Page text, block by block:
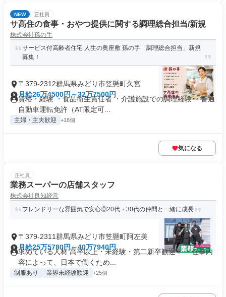
NEW 正社員
サ高住の食事・おやつ提供に関する調理総合担当/新規
株式会社孫の手
サービス付高齢者住宅 人生の奥座敷 孫の手「調理総合担当」新規
募集！
〒379-2312群馬県みどり市笠懸町久宮
月給26万4500円～32万7500円
資格・経験 ・食品衛生責任者 ・介護施設での調理経験 ・普通
自動車運転免許（AT限定可...
主婦・主夫歓迎 +18個
気になる
正社員
業務スーパーの店舗スタッフ
株式会社良知経営
フレンドリーな雰囲気で安心◎20代・30代の仲間と一緒に成長
〒379-2311群馬県みどり市笠懸町阿左美
月給25万5780円～40万7940円
求めている人材 高卒以上・未経験・第二新卒歓迎！ ・仕事内
容によって、日本で働くため...
制服あり 業界未経験歓迎 +25個